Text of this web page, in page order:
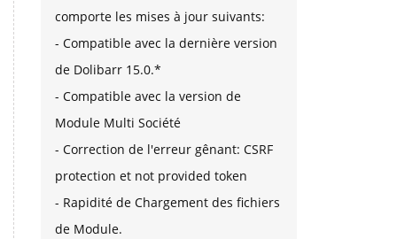
comporte les mises à jour suivants:
- Compatible avec la dernière version
de Dolibarr 15.0.*
- Compatible avec la version de
Module Multi Société
- Correction de l'erreur gênant: CSRF
protection et not provided token
- Rapidité de Chargement des fichiers
de Module.